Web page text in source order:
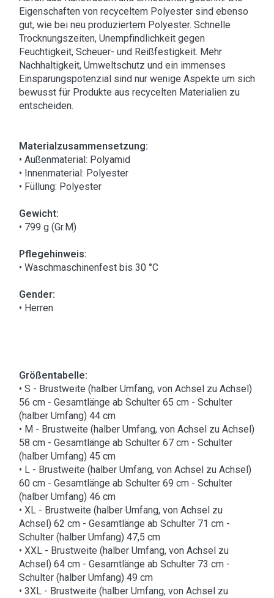
Eigenschaften von recyceltem Polyester sind ebenso
gut, wie bei neu produziertem Polyester. Schnelle
Trocknungszeiten, Unempfindlichkeit gegen
Feuchtigkeit, Scheuer- und Reißfestigkeit. Mehr
Nachhaltigkeit, Umweltschutz und ein immenses
Einsparungspotenzial sind nur wenige Aspekte um sich
bewusst für Produkte aus recycelten Materialien zu
entscheiden.
Materialzusammensetzung:
• Außenmaterial: Polyamid
• Innenmaterial: Polyester
• Füllung: Polyester
Gewicht:
• 799 g (Gr.M)
Pflegehinweis:
• Waschmaschinenfest bis 30 °C
Gender:
• Herren
Größentabelle:
• S - Brustweite (halber Umfang, von Achsel zu Achsel)
56 cm - Gesamtlänge ab Schulter 65 cm - Schulter
(halber Umfang) 44 cm
• M - Brustweite (halber Umfang, von Achsel zu Achsel)
58 cm - Gesamtlänge ab Schulter 67 cm - Schulter
(halber Umfang) 45 cm
• L - Brustweite (halber Umfang, von Achsel zu Achsel)
60 cm - Gesamtlänge ab Schulter 69 cm - Schulter
(halber Umfang) 46 cm
• XL - Brustweite (halber Umfang, von Achsel zu
Achsel) 62 cm - Gesamtlänge ab Schulter 71 cm -
Schulter (halber Umfang) 47,5 cm
• XXL - Brustweite (halber Umfang, von Achsel zu
Achsel) 64 cm - Gesamtlänge ab Schulter 73 cm -
Schulter (halber Umfang) 49 cm
• 3XL - Brustweite (halber Umfang, von Achsel zu